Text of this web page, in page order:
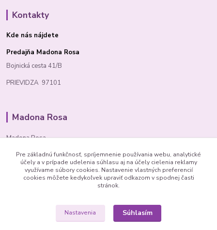
Kontakty
Kde nás nájdete
Predajňa Madona Rosa
Bojnická cesta 41/B
PRIEVIDZA 97101
Madona Rosa
Madona Rosa
Richard
+421 905 276 211
Pre základnú funkčnosť, spríjemnenie používania webu, analytické
účely a v prípade udelenia súhlasu aj na účely cielenia reklamy
využívame súbory cookies. Nastavenie vlastných preferencií
cookies môžete kedykoľvek upraviť odkazom v spodnej časti
stránok.
Nastavenia Súhlasím